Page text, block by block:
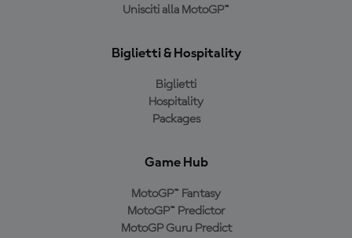
Unisciti alla MotoGP™
Biglietti & Hospitality
Biglietti
Hospitality
Packages
Game Hub
MotoGP™ Fantasy
MotoGP™ Predictor
MotoGP Guru Predict